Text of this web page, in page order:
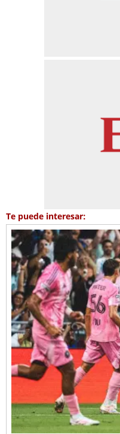
Te puede interesar: